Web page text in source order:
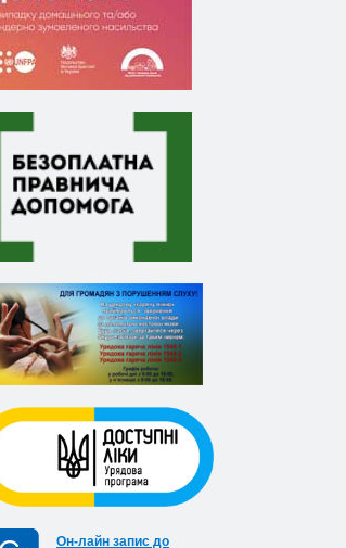
Он-лайн запис до